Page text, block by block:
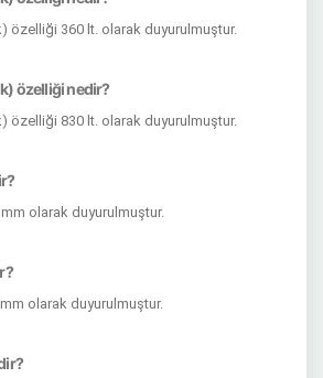
özelliği 360 lt. olarak duyurulmuştur.
özelliği nedir?
özelliği 830 lt. olarak duyurulmuştur.
olarak duyurulmuştur.
olarak duyurulmuştur.